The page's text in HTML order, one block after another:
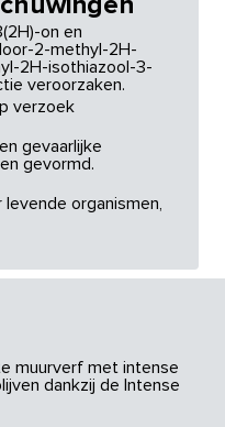
on en
2-methyl-2H-
2H-isothiazool-3-
veroorzaken.
verzoek
gevaarlijke
gevormd.
organismen,
muurverf met intense
dankzij de Intense